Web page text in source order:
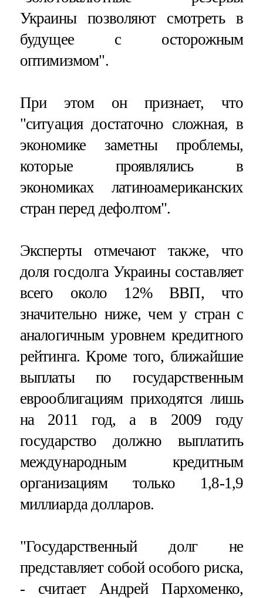
Украины позволяют смотреть в
будущее с осторожным
оптимизмом".
При этом он признает, что
"ситуация достаточно сложная, в
экономике заметны проблемы,
которые проявлялись в
экономиках латиноамериканских
стран перед дефолтом".
Эксперты отмечают также, что
доля госдолга Украины составляет
всего около 12% ВВП, что
значительно ниже, чем у стран с
аналогичным уровнем кредитного
рейтинга. Кроме того, ближайшие
выплаты по государственным
еврооблигациям приходятся лишь
на 2011 год, а в 2009 году
государство должно выплатить
международным кредитным
организациям только 1,8-1,9
миллиарда долларов.
"Государственный долг не
представляет собой особого риска,
- считает Андрей Пархоменко,